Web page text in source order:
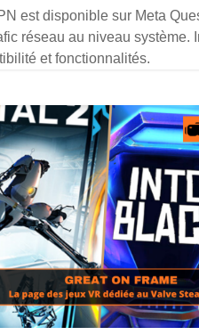
est disponible sur Meta
réseau au niveau système.
et fonctionnalités.